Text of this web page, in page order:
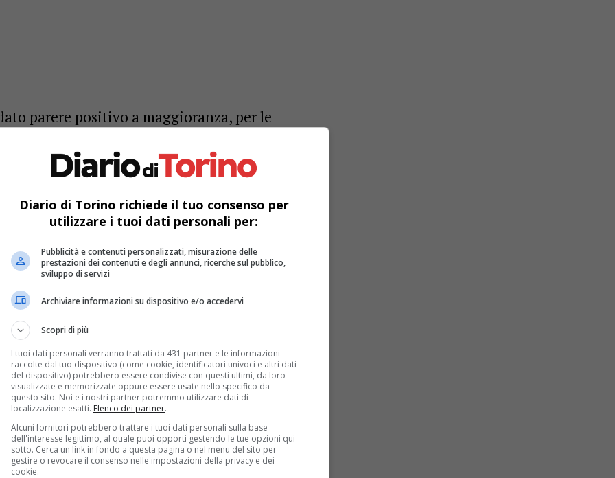
parere positivo a maggioranza, per le
di deliberazione 244 “Documento di
2023-2025”.
positivi a livello turistico – ha aggiunto il
ad essere una nostra priorità far visitare
del Piemonte. Per promuovere la
ci appoggiamo non solo ai canali
chiedendo delucidazioni, tra questi
degli immobili presenti de La
ha spiegato che diversi immobili de La
europei per la loro risistemazione mentre, in
nelle varie aree protette per capire se vi
alienare per recuperare risorse.
Diario di Torino richiede il tuo consenso per
utilizzare i tuoi dati personali per:
Pubblicità e contenuti personalizzati, misurazione delle
prestazioni dei contenuti e degli annunci, ricerche sul pubblico,
sviluppo di servizi
Archiviare informazioni su dispositivo e/o accedervi
Scopri di più
I tuoi dati personali verranno trattati da 431 partner e le informazioni
raccolte dal tuo dispositivo (come cookie, identificatori univoci e altri dati
del dispositivo) potrebbero essere condivise con questi ultimi, da loro
visualizzate e memorizzate oppure essere usate nello specifico da
questo sito. Noi e i nostri partner potremmo utilizzare dati di
localizzazione esatti. Elenco dei partner.
Alcuni fornitori potrebbero trattare i tuoi dati personali sulla base
dell'interesse legittimo, al quale puoi opporti gestendo le tue opzioni qui
sotto. Cerca un link in fondo a questa pagina o nel menu del sito per
gestire o revocare il consenso nelle impostazioni della privacy e dei
cookie.